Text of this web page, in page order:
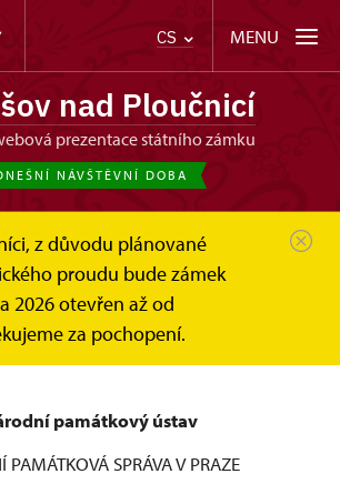
CS MENU
nad Ploučnicí
prezentace státního zámku
NÁVŠTĚVNÍ DOBA
z důvodu plánované
proudu bude zámek
2026 otevřen až od
za pochopení.
Informace pro návštěvníky
státního zámku
Ploučnicí
památkový ústav
PAMÁTKOVÁ SPRÁVA V PRAZE